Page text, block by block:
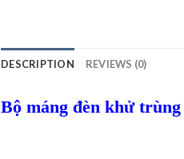
DESCRIPTION REVIEWS (0)
Bộ máng đèn khử